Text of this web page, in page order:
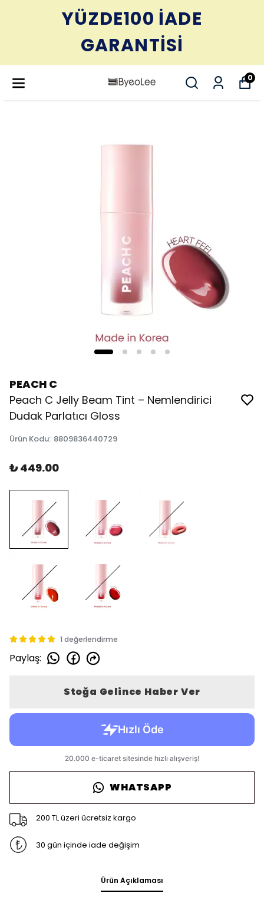
YÜZDE100 İADE
GARANTİSİ
0
PEACH C
Peach C Jelly Beam Tint – Nemlendirici
Dudak Parlatıcı Gloss
Ürün Kodu: 8809836440729
₺ 449.00
1 değerlendirme
Paylaş:
Stoğa Gelince Haber Ver
WHATSAPP
200 TL üzeri ücretsiz kargo
30 gün içinde iade değişim
Ürün Açıklaması